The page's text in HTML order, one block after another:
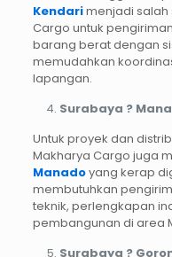
Kendarimenjadi salah
Cargo untuk
barang berat dengan
memudahkan
lapangan.
Surabaya ?
Untuk proyek dan
Makharya Cargo juga
Manadoyang kerap
membutuhkan
teknik, perlengkapan
pembangunan di area
Surabaya ?